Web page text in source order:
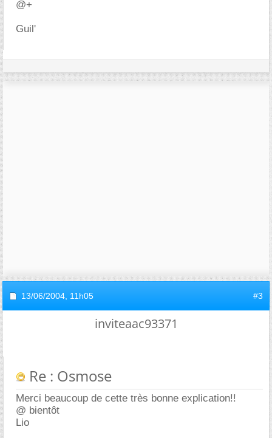
@+
Guil'
13/06/2004, 11h05 #3
inviteaac93371
Re : Osmose
Merci beaucoup de cette très bonne explication!!
@ bientôt
Lio